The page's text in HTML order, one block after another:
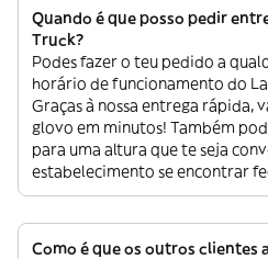
Quando é que posso pedir
Truck?
Podes fazer o teu pedido a
horário de funcionamento do
Graças à nossa entrega rápida,
glovo em minutos! Também
para uma altura que te seja
estabelecimento se encontrar
Como é que os outros clientes